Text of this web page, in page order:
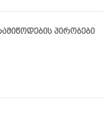
ᲛᲘᲬᲝᲓᲔᲑᲘᲡ ᲞᲘᲠᲝᲑᲔᲑᲘ